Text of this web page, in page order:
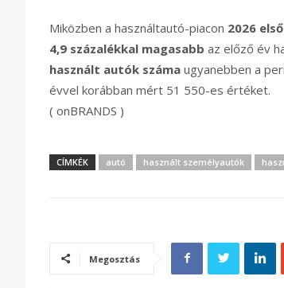
Miközben a használtautó-piacon 2026
4,9 százalékkal magasabb az előző év
használt autók száma ugyanebben a
évvel korábban mért 51 550-es értéket.
( onBRANDS )
CÍMKÉK autó használt személyautók
Megosztás